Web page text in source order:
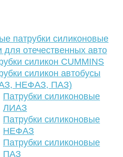
патрубки силиконовые
для отечественных авто
силикон CUMMINS
силикон автобусы
НЕФАЗ, ПАЗ)
Патрубки силиконовые
ЛИАЗ
Патрубки силиконовые
НЕФАЗ
Патрубки силиконовые
ПАЗ